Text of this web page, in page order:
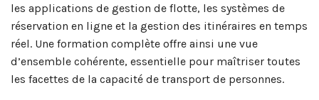
les applications de gestion de flotte, les systèmes de
réservation en ligne et la gestion des itinéraires en temps
réel. Une formation complète offre ainsi une vue
d’ensemble cohérente, essentielle pour maîtriser toutes
les facettes de la capacité de transport de personnes.